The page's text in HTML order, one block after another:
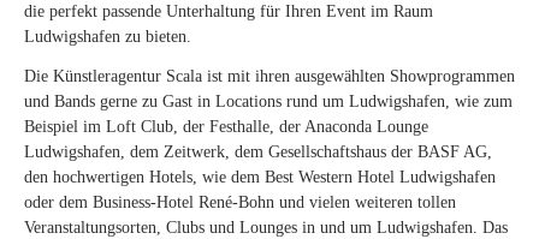
die perfekt passende Unterhaltung für Ihren Event im Raum
Ludwigshafen zu bieten.
Die Künstleragentur Scala ist mit ihren ausgewählten Showprogrammen
und Bands gerne zu Gast in Locations rund um Ludwigshafen, wie zum
Beispiel im Loft Club, der Festhalle, der Anaconda Lounge
Ludwigshafen, dem Zeitwerk, dem Gesellschaftshaus der BASF AG,
den hochwertigen Hotels, wie dem Best Western Hotel Ludwigshafen
oder dem Business-Hotel René-Bohn und vielen weiteren tollen
Veranstaltungsorten, Clubs und Lounges in und um Ludwigshafen. Das